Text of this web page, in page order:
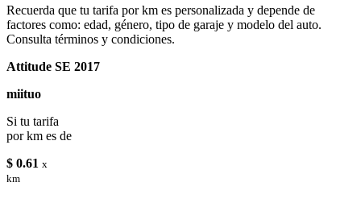
Recuerda que tu tarifa por km es personalizada y depende de
factores como: edad, género, tipo de garaje y modelo del auto.
Consulta términos y condiciones.
Attitude SE 2017
miituo
Si tu tarifa
por km es de
$ 0.61 x
km